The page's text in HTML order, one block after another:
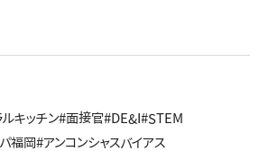
キッチン#面接官#DE&I #STEM
福岡#アンコンシャスバイアス